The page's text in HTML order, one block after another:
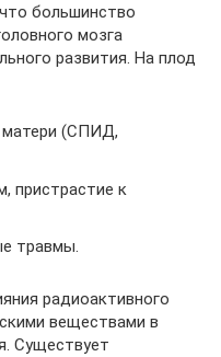
большинство
мозга
развития. На плод
матери (СПИД,
пристрастие к
травмы.
радиоактивного
веществами в
Существует